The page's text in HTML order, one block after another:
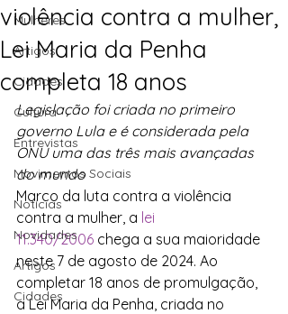
Mulheres
Artigos
Cidades
Cultura
Entrevistas
Movimentos Sociais
Notícias
Novidades
Artigos
Cidades
violência contra a mulher,
Lei Maria da Penha
completa 18 anos
Legislação foi criada no primeiro
governo Lula e é considerada pela
ONU uma das três mais avançadas
do mundo
Marco da luta contra a violência
contra a mulher, a lei
11.340/2006 chega a sua maioridade
neste 7 de agosto de 2024. Ao
completar 18 anos de promulgação,
a Lei Maria da Penha, criada no